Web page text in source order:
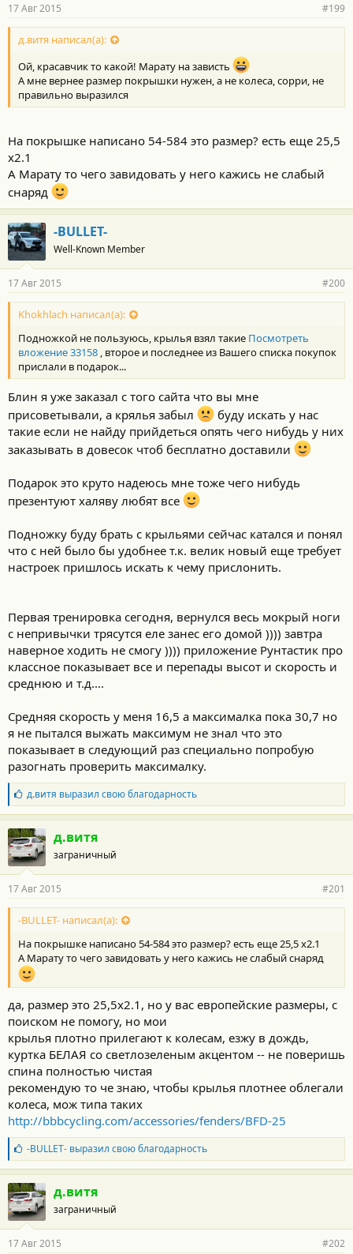
17 Авг 2015 #199
д.витя написал(а):
Ой, красавчик то какой! Марату на зависть
A мне вернее размер покрышки нужен, а не колеса, сорри, не
правильно выразился
На покрышке написано 54-584 это размер? есть еще 25,5
х2.1
А Марату то чего завидовать у него кажись не слабый
снаряд
-BULLET-
Well-Known Member
17 Авг 2015 #200
Khokhlach написал(а):
Подножкой не пользуюсь, крылья взял такие Посмотреть
вложение 33158 , второе и последнее из Вашего списка покупок
прислали в подарок...
Блин я уже заказал с того сайта что вы мне
присоветывали, а крялья забыл
буду искать у нас
такие если не найду прийдеться опять чего нибудь у них
заказывать в довесок чтоб бесплатно доставили
Подарок это круто надеюсь мне тоже чего нибудь
презентуют халяву любят все
Подножку буду брать с крыльями сейчас катался и понял
что с ней было бы удобнее т.к. велик новый еще требует
настроек пришлось искать к чему прислонить.
Первая тренировка сегодня, вернулся весь мокрый ноги
с непривычки трясутся еле занес его домой )))) завтра
наверное ходить не смогу )))) приложение Рунтастик про
классное показывает все и перепады высот и скорость и
среднюю и т.д....
Средняя скорость у меня 16,5 а максималка пока 30,7 но
я не пытался выжать максимум не знал что это
показывает в следующий раз специально попробую
разогнать проверить максималку.
Б
л
а
г
о
д
а
н
о
с
и
:
д.витя выразил свою благодарность
д.витя
заграничный
17 Авг 2015 #201
-BULLET- написал(а):
На покрышке написано 54-584 это размер? есть еще 25,5 х2.1
А Марату то чего завидовать у него кажись не слабый снаряд
да, размер это 25,5х2.1, но у вас европейские размеры, с
поиском не помогу, но мои
крылья плотно прилегают к колесам, езжу в дождь,
куртка БЕЛАЯ со светлозеленым акцентом -- не поверишь
спина полностью чистая
рекомендую то че знаю, чтобы крылья плотнее облегали
колеса, мож типа таких
http://bbbcycling.com/accessories/fenders/BFD-25
Б
л
а
г
о
д
а
н
-BULLET-выразил свою благодарность
д.витя
заграничный
17 Авг 2015 #202